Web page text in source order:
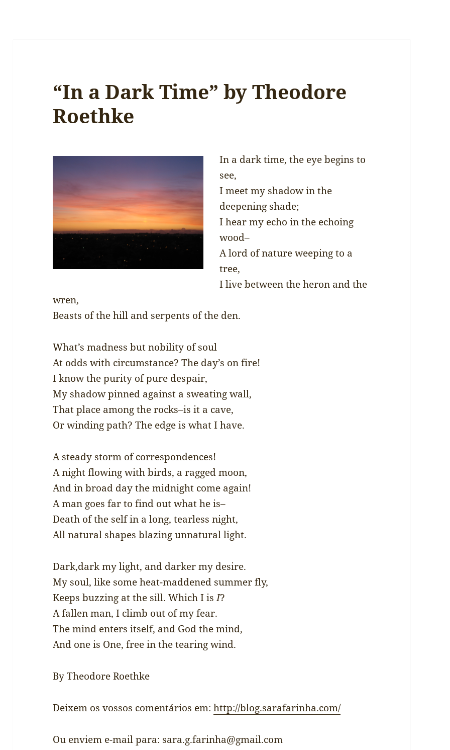
“In a Dark Time” by Theodore
Roethke
In a dark time, the eye begins to
see,
I meet my shadow in the
deepening shade;
I hear my echo in the echoing
wood–
A lord of nature weeping to a
tree,
I live between the heron and the
wren,
Beasts of the hill and serpents of the den.
What’s madness but nobility of soul
At odds with circumstance? The day’s on fire!
I know the purity of pure despair,
My shadow pinned against a sweating wall,
That place among the rocks–is it a cave,
Or winding path? The edge is what I have.
A steady storm of correspondences!
A night flowing with birds, a ragged moon,
And in broad day the midnight come again!
A man goes far to find out what he is–
Death of the self in a long, tearless night,
All natural shapes blazing unnatural light.
Dark,dark my light, and darker my desire.
My soul, like some heat-maddened summer fly,
Keeps buzzing at the sill. Which I isI?
A fallen man, I climb out of my fear.
The mind enters itself, and God the mind,
And one is One, free in the tearing wind.
By Theodore Roethke
Deixem os vossos comentários em:http://blog.sarafarinha.com/
Ou enviem e-mail para: sara.g.farinha@gmail.com